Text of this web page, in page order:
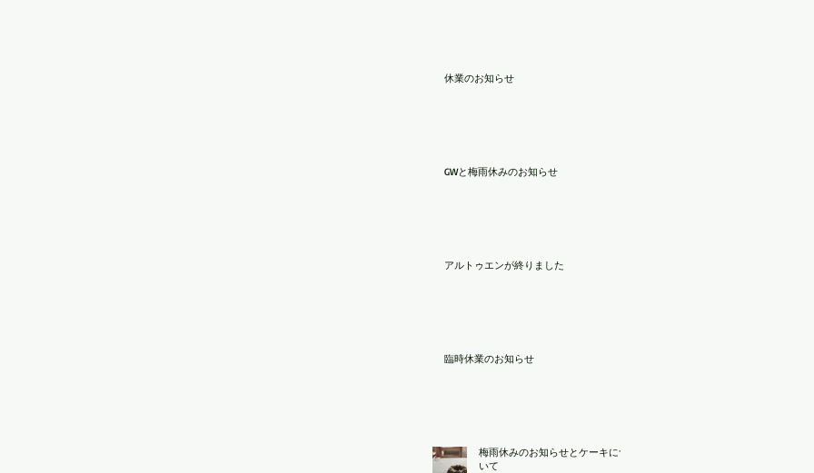
休業のお知らせ
GWと梅雨休みのお知らせ
アルトゥエンが終りました
臨時休業のお知らせ
梅雨休みのお知らせとケーキにつ
いて